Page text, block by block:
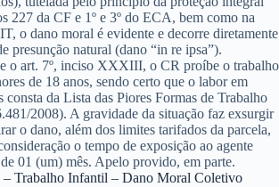
227 da CF e 1º e 3º do ECA, bem como na
o dano moral é evidente e decorre diretamente
presunção natural (dano “in re ipsa”).
o art. 7º, inciso XXXIII, o CR proíbe o trabalho
de 18 anos, sendo certo que o labor em
consta da Lista das Piores Formas de Trabalho
2008). A gravidade da situação faz exsurgir
o dano, além dos limites tarifados da parcela,
o tempo de exposição ao agente
01 (um) mês. Apelo provido, em parte.
Trabalho Infantil – Dano Moral Coletivo